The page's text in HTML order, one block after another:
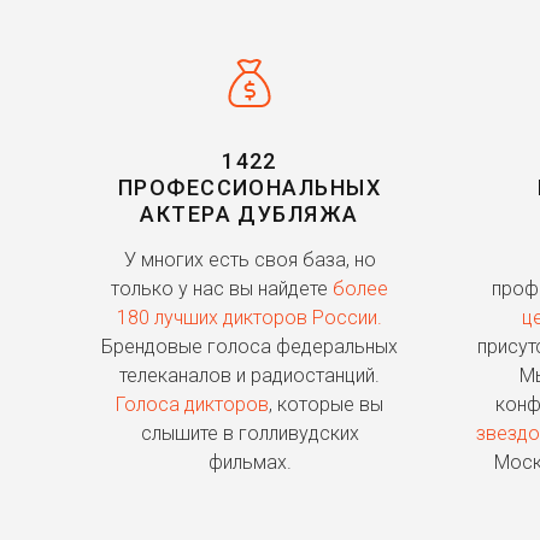
1422
ПРОФЕССИОНАЛЬНЫХ
АКТЕРА ДУБЛЯЖА
У многих есть своя база, но
только у нас вы найдете более
180 лучших дикторов России.
Брендовые голоса федеральных
телеканалов и радиостанций.
Голоса дикторов, которые вы
слышите в голливудских
фильмах.